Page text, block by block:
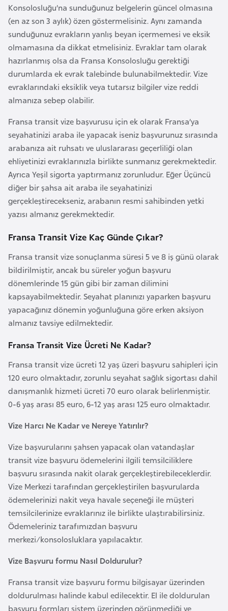
Konsolosluğu’na sunduğunuz belgelerin güncel olmasına
(en az son 3 aylık) özen göstermelisiniz. Aynı zamanda
sunduğunuz evrakların yanlış beyan içermemesi ve eksik
olmamasına da dikkat etmelisiniz. Evraklar tam olarak
hazırlanmış olsa da Fransa Konsolosluğu gerektiği
durumlarda ek evrak talebinde bulunabilmektedir. Vize
evraklarındaki eksiklik veya tutarsız bilgiler vize reddi
almanıza sebep olabilir.
Fransa transit vize başvurusu için ek olarak Fransa’ya
seyahatinizi araba ile yapacak iseniz başvurunuz sırasında
arabanıza ait ruhsatı ve uluslararası geçerliliği olan
ehliyetinizi evraklarınızla birlikte sunmanız gerekmektedir.
Ayrıca Yeşil sigorta yaptırmanız zorunludur. Eğer Üçüncü
diğer bir şahsa ait araba ile seyahatinizi
gerçekleştirecekseniz, arabanın resmi sahibinden yetki
yazısı almanız gerekmektedir.
Fransa Transit Vize Kaç Günde Çıkar?
Fransa transit vize sonuçlanma süresi 5 ve 8 iş günü olarak
bildirilmiştir, ancak bu süreler yoğun başvuru
dönemlerinde 15 gün gibi bir zaman dilimini
kapsayabilmektedir. Seyahat planınızı yaparken başvuru
yapacağınız dönemin yoğunluğuna göre erken aksiyon
almanız tavsiye edilmektedir.
Fransa Transit Vize Ücreti Ne Kadar?
Fransa transit vize ücreti 12 yaş üzeri başvuru sahipleri için
120 euro olmaktadır, zorunlu seyahat sağlık sigortası dahil
danışmanlık hizmeti ücreti 70 euro olarak belirlenmiştir.
0-6 yaş arası 85 euro, 6-12 yaş arası 125 euro olmaktadır.
Vize Harcı Ne Kadar ve Nereye Yatırılır?
Vize başvurularını şahsen yapacak olan vatandaşlar
transit vize başvuru ödemelerini ilgili temsilciliklere
başvuru sırasında nakit olarak gerçekleştirebileceklerdir.
Vize Merkezi tarafından gerçekleştirilen başvurularda
ödemelerinizi nakit veya havale seçeneği ile müşteri
temsilcilerinize evraklarınız ile birlikte ulaştırabilirsiniz.
Ödemeleriniz tarafımızdan başvuru
merkezi/konsolosluklara yapılacaktır.
Vize Başvuru formu Nasıl Doldurulur?
Fransa transit vize başvuru formu bilgisayar üzerinden
doldurulması halinde kabul edilecektir. El ile doldurulan
başvuru formları sistem üzerinden görünmediği ve
B
e
l
ç
i
k
a
B
e
n
i
n
B
o
n
a
H
e
r
s
e
B
u
l
g
r
i
s
t
a
n
B
u
k
i
n
a